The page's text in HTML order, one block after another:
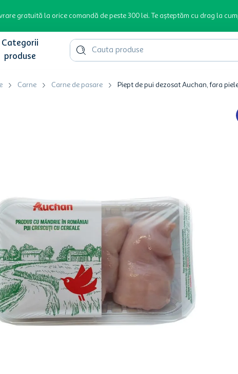
gratuită la orice comandă de peste 300 lei. Te așteptăm cu drag la
Cauta produse
star
hartie igienica
Carne Carne de pasare Piept de pui dezosat Auchan, fara